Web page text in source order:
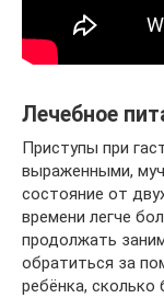
Лечебное
Приступы при
выраженными,
состояние от
времени легче
продолжать
обратиться за
ребёнка,